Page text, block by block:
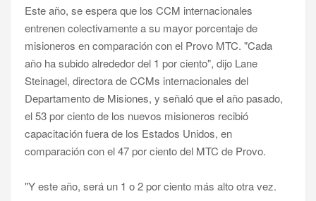
Este año, se espera que los CCM internacionales
entrenen colectivamente a su mayor porcentaje de
misioneros en comparación con el Provo MTC. "Cada
año ha subido alrededor del 1 por ciento", dijo Lane
Steinagel, directora de CCMs internacionales del
Departamento de Misiones, y señaló que el año pasado,
el 53 por ciento de los nuevos misioneros recibió
capacitación fuera de los Estados Unidos, en
comparación con el 47 por ciento del MTC de Provo.
"Y este año, será un 1 o 2 por ciento más alto otra vez.